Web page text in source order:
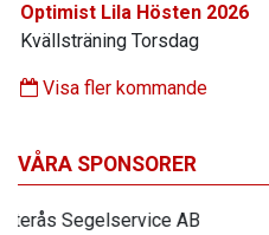
Optimist Lila Hösten 2026
Kvällsträning Torsdag
Visa fler kommande
VÅRA SPONSORER